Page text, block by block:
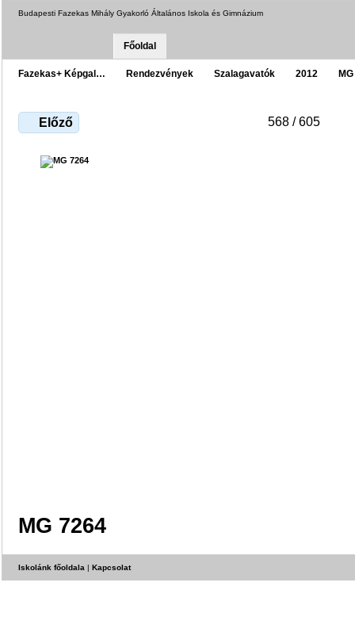
Budapesti Fazekas Mihály Gyakorló Általános Iskola és Gimnázium
Főoldal
Fazekas+ Képgal… Rendezvények Szalagavatók 2012
Előző 568 / 605
MG 7264
Iskolánk főoldala | Kapcsolat